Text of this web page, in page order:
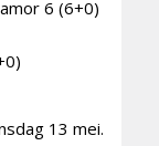
6 (6+0)
13 mei.